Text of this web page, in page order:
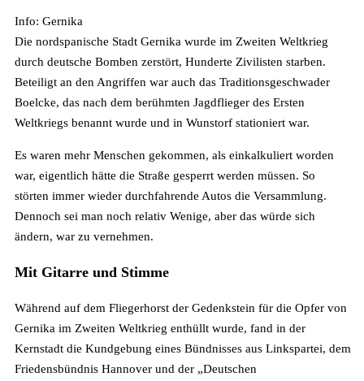
Info: Gernika
Die nordspanische Stadt Gernika wurde im Zweiten Weltkrieg
durch deutsche Bomben zerstört, Hunderte Zivilisten starben.
Beteiligt an den Angriffen war auch das Traditionsgeschwader
Boelcke, das nach dem berühmten Jagdflieger des Ersten
Weltkriegs benannt wurde und in Wunstorf stationiert war.
Es waren mehr Menschen gekommen, als einkalkuliert worden
war, eigentlich hätte die Straße gesperrt werden müssen. So
störten immer wieder durchfahrende Autos die Versammlung.
Dennoch sei man noch relativ Wenige, aber das würde sich
ändern, war zu vernehmen.
Mit Gitarre und Stimme
Während auf dem Fliegerhorst der Gedenkstein für die Opfer von
Gernika im Zweiten Weltkrieg enthüllt wurde, fand in der
Kernstadt die Kundgebung eines Bündnisses aus Linkspartei, dem
Friedensbündnis Hannover und der „Deutschen